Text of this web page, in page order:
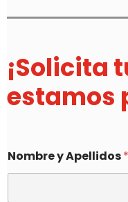
¡Solicita
estamos
Nombre y Apellidos*